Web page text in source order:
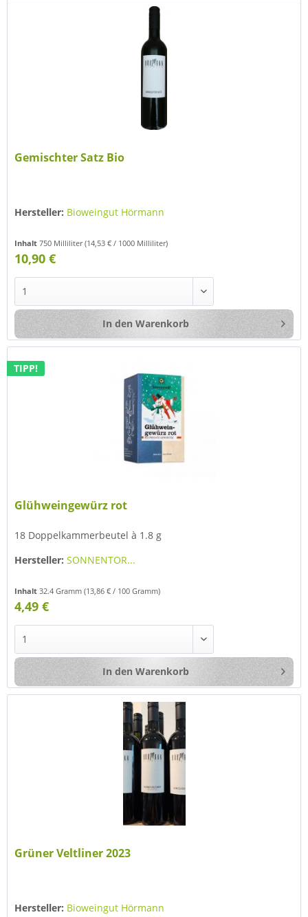
Gemischter Satz Bio
Hersteller: Bioweingut Hörmann
Inhalt750 Milliliter(14,53 € / 1000 Milliliter)
10,90 €
In den Warenkorb
TIPP!
Glühweingewürz rot
18 Doppelkammerbeutel à 1.8 g
Hersteller: SONNENTOR...
Inhalt32.4 Gramm(13,86 € / 100 Gramm)
4,49 €
In den Warenkorb
Grüner Veltliner 2023
Hersteller: Bioweingut Hörmann